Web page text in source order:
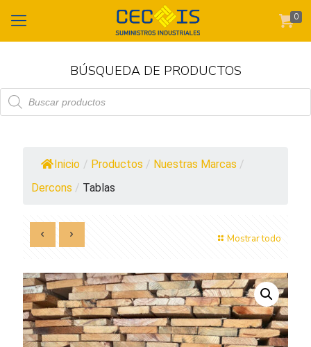
0
BÚSQUEDA DE PRODUCTOS
Búsqueda
de
productos
Inicio / Productos / Nuestras Marcas /
Dercons / Tablas
Mostrar todo